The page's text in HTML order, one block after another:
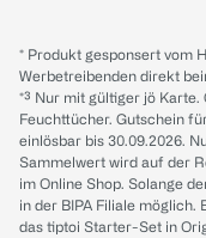
* Produkt gesponsert vom
Werbetreibenden direkt
*³ Nur mit gültiger jö Karte.
Feuchttücher. Gutschein
einlösbar bis 30.09.2026.
Sammelwert wird auf der
im Online Shop. Solange
in der BIPA Filiale möglich.
das tiptoi Starter-Set in